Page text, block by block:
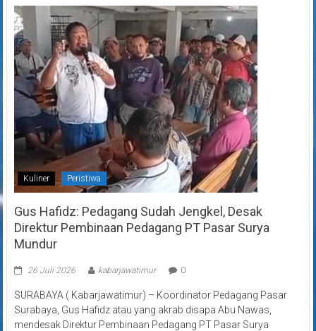
Kuliner Peristiwa
Gus Hafidz: Pedagang Sudah Jengkel, Desak
Direktur Pembinaan Pedagang PT Pasar Surya
Mundur
26 Juli 2026 kabarjawatimur 0
SURABAYA ( Kabarjawatimur) – Koordinator Pedagang Pasar
Surabaya, Gus Hafidz atau yang akrab disapa Abu Nawas,
mendesak Direktur Pembinaan Pedagang PT Pasar Surya